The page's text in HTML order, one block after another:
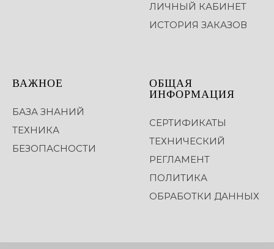
ЛИЧНЫЙ КАБИНЕТ
ИСТОРИЯ ЗАКАЗОВ
ВАЖНОЕ
БАЗА ЗНАНИЙ
ТЕХНИКА
БЕЗОПАСНОСТИ
ОБЩАЯ
ИНФОРМАЦИЯ
СЕРТИФИКАТЫ
ТЕХНИЧЕСКИЙ
РЕГЛАМЕНТ
ПОЛИТИКА
ОБРАБОТКИ ДАННЫХ